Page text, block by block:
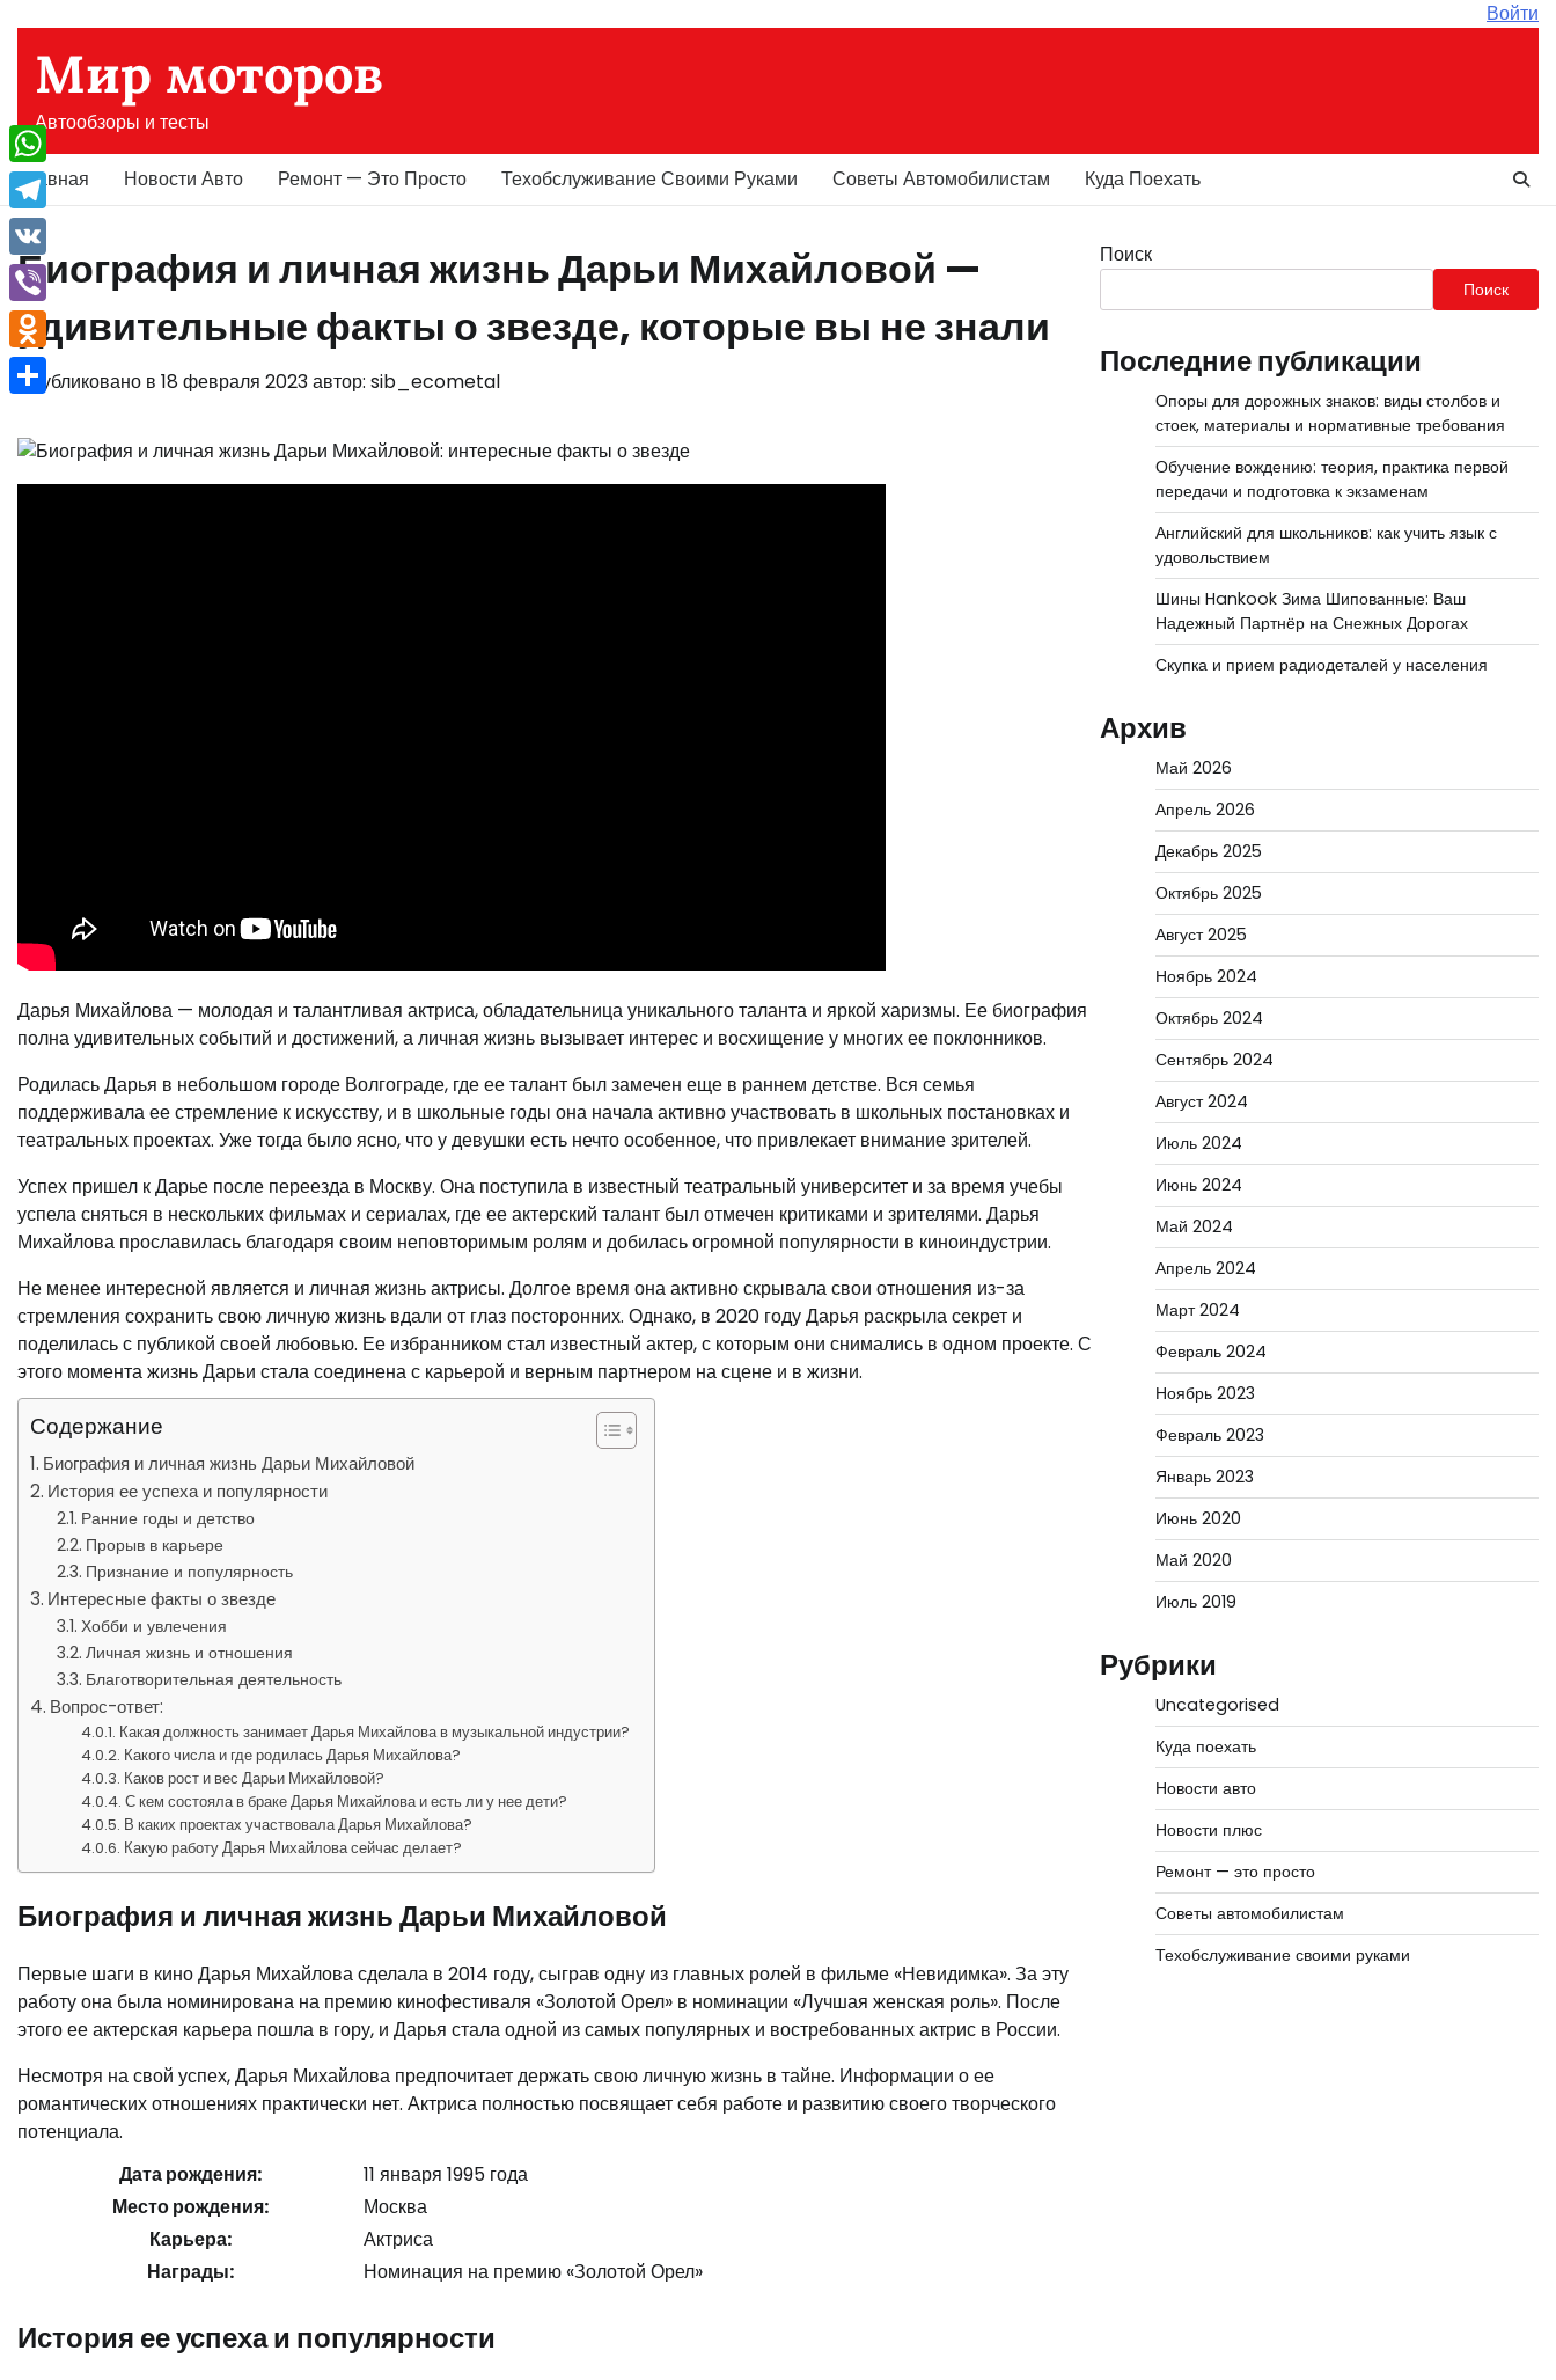
содержимому
Войти
Мир моторов
Автообзоры и тесты
Главная Новости Авто Ремонт — Это Просто Техобслуживание Своими Руками Советы Автомобилистам Куда Поехать
Биография и личная жизнь Дарьи Михайловой —
удивительные факты о звезде, которые вы не знали
Опубликовано в 18 февраля 2023автор: sib_ecometal
Дарья Михайлова — молодая и талантливая актриса, обладательница уникального таланта и яркой харизмы. Ее биография
полна удивительных событий и достижений, а личная жизнь вызывает интерес и восхищение у многих ее поклонников.
Родилась Дарья в небольшом городе Волгограде, где ее талант был замечен еще в раннем детстве. Вся семья
поддерживала ее стремление к искусству, и в школьные годы она начала активно участвовать в школьных постановках и
театральных проектах. Уже тогда было ясно, что у девушки есть нечто особенное, что привлекает внимание зрителей.
Успех пришел к Дарье после переезда в Москву. Она поступила в известный театральный университет и за время учебы
успела сняться в нескольких фильмах и сериалах, где ее актерский талант был отмечен критиками и зрителями. Дарья
Михайлова прославилась благодаря своим неповторимым ролям и добилась огромной популярности в киноиндустрии.
Не менее интересной является и личная жизнь актрисы. Долгое время она активно скрывала свои отношения из-за
стремления сохранить свою личную жизнь вдали от глаз посторонних. Однако, в 2020 году Дарья раскрыла секрет и
поделилась с публикой своей любовью. Ее избранником стал известный актер, с которым они снимались в одном проекте. С
этого момента жизнь Дарьи стала соединена с карьерой и верным партнером на сцене и в жизни.
Содержание
Биография и личная жизнь Дарьи Михайловой
История ее успеха и популярности
Ранние годы и детство
Прорыв в карьере
Признание и популярность
Интересные факты о звезде
Хобби и увлечения
Личная жизнь и отношения
Благотворительная деятельность
Вопрос-ответ:
Какая должность занимает Дарья Михайлова в музыкальной индустрии?
Какого числа и где родилась Дарья Михайлова?
Каков рост и вес Дарьи Михайловой?
С кем состояла в браке Дарья Михайлова и есть ли у нее дети?
В каких проектах участвовала Дарья Михайлова?
Какую работу Дарья Михайлова сейчас делает?
Биография и личная жизнь Дарьи Михайловой
Первые шаги в кино Дарья Михайлова сделала в 2014 году, сыграв одну из главных ролей в фильме «Невидимка». За эту
работу она была номинирована на премию кинофестиваля «Золотой Орел» в номинации «Лучшая женская роль». После
этого ее актерская карьера пошла в гору, и Дарья стала одной из самых популярных и востребованных актрис в России.
Несмотря на свой успех, Дарья Михайлова предпочитает держать свою личную жизнь в тайне. Информации о ее
романтических отношениях практически нет. Актриса полностью посвящает себя работе и развитию своего творческого
потенциала.
Дата рождения:
11 января 1995 года
Место рождения:
Москва
Карьера:
Актриса
Награды:
Номинация на премию «Золотой Орел»
История ее успеха и популярности
Поиск
Поиск
Последние публикации
Опоры для дорожных знаков: виды столбов и
стоек, материалы и нормативные требования
Обучение вождению: теория, практика первой
передачи и подготовка к экзаменам
Английский для школьников: как учить язык с
удовольствием
Шины Hankook Зима Шипованные: Ваш
Надежный Партнёр на Снежных Дорогах
Скупка и прием радиодеталей у населения
Архив
Май 2026
Апрель 2026
Декабрь 2025
Октябрь 2025
Август 2025
Ноябрь 2024
Октябрь 2024
Сентябрь 2024
Август 2024
Июль 2024
Июнь 2024
Май 2024
Апрель 2024
Март 2024
Февраль 2024
Ноябрь 2023
Февраль 2023
Январь 2023
Июнь 2020
Май 2020
Июль 2019
Рубрики
Uncategorised
Куда поехать
Новости авто
Новости плюс
Ремонт — это просто
Советы автомобилистам
Техобслуживание своими руками
WhatsApp
Telegram
VK
Viber
Odnoklassniki